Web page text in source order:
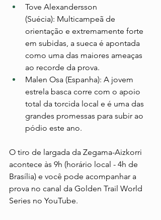
Tove Alexandersson
(Suécia): Multicampeã de
orientação e extremamente forte
em subidas, a sueca é apontada
como uma das maiores ameaças
ao recorde da prova.
Malen Osa (Espanha): A jovem
estrela basca corre com o apoio
total da torcida local e é uma das
grandes promessas para subir ao
pódio este ano.
O tiro de largada da Zegama-Aizkorri
acontece às 9h (horário local - 4h de
Brasília) e você pode acompanhar a
prova no canal da Golden Trail World
Series no YouTube.